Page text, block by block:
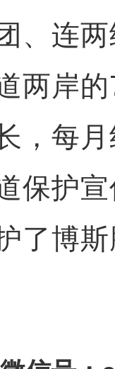
、连
两岸
，每
保护
了博